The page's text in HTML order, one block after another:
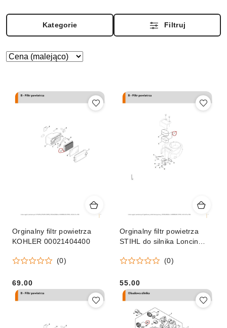
Kategorie Filtruj
Zastosowano
(malejąco).
Sortuj
Orginalny filtr powietrza
KOHLER 00021404400
(0)
Cena:
69.00
Orginalny filtr powietrza
STIHL do silnika Loncin
(0)
Cena:
55.00